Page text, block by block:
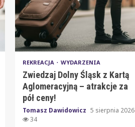
REKREACJA WYDARZENIA
Zwiedzaj Dolny Śląsk z Kartą
Aglomeracyjną – atrakcje za
pół ceny!
Tomasz Dawidowicz 5 sierpnia 2026
34